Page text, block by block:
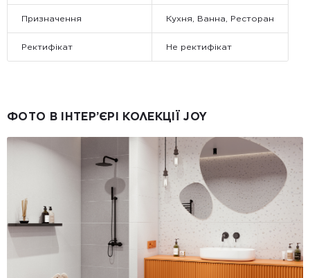
Призначення Кухня, Ванна, Ресторан
Ректифікат Не ректифікат
ФОТО В ІНТЕР’ЄРІ КОЛЕКЦІЇ JOY